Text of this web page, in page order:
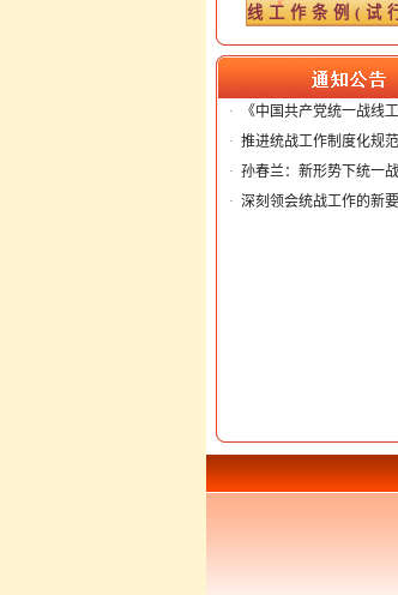
线工作条例(
·
《中国共产党统一战线
· 推进统战工作制度化规
· 孙春兰：新形势下统一
· 深刻领会统战工作的新